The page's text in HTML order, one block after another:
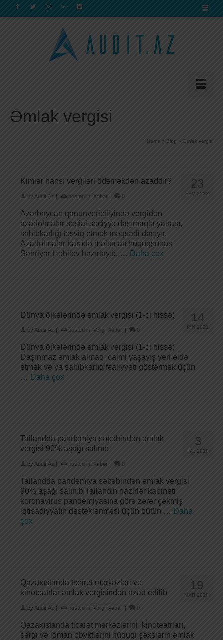
Əmlak vergisi
Home » Blog » Əmlak vergisi
23
FEV 2022
Kimlər hansı vergiləri ödəməkdən azaddır?
by Audit.Az | posted in: Xəbər | 0
Azərbaycan qanunvericiliyində vergidən
azadolmalar sosial səciyyə daşımaqla yanaşı,
sahibkarlığı təşviq etmək məqsədi daşıyır.
Azadolmalar barədə məlumatı hüquqşünas
Şəhriyar Həbilov hazırlayıb. … Daha çox
14
İYN 2021
Dünya ölkələrində əmlak vergisi (1-ci hissə)
by Audit.Az | posted in: Vergi Xəbər | 0
Dünya ölkələrində əmlak vergisi (1-ci hissə)
Daşınmaz əmlak almaq, daimi yaşayış yeri əldə
etmək və ya sahibkarlıq fəaliyyəti göstərmək üçün
… Daha çox
3
İYL 2020
Tailandda pandemiya səbəbindən əmlak
vergisi 90% aşağı salınıb
by Audit.Az | posted in: Xəbər | 0
Tailandda pandemiya səbəbindən əmlak vergisi
90% aşağı salınıb Tailandın nazirlər kabineti
koronavirus pandemiyasına görə zərər çəkmiş
iqtisadiyyatın dəstəklənməsi üçün bütün … Daha
çox
19
MAR 2020
Qazaxıstanda ticarət mərkəzləri və
kinoteatrlar əmlak vergisindən azad edilib
by Audit.Az | posted in: Vergi Xəbər | 0
Qazaxıstanda ticarət mərkəzlərini, kinoteatrları,
sərgi və idman obyktlərini hüquqi şəxslərin əmlak